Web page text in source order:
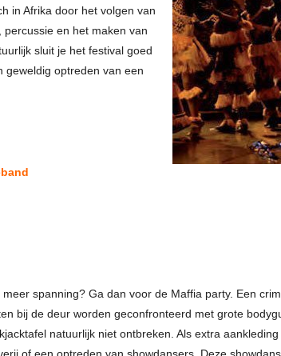
in Afrika door het volgen van
en het maken van
sluit je het festival goed
geweldig optreden van een
spanning? Ga dan voor de Maffia party. Een
bij de deur worden geconfronteerd met grote
natuurlijk niet ontbreken. Als extra